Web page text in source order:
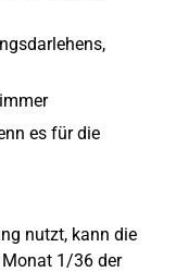
es für die
nutzt, kann die
Monat 1/36 der